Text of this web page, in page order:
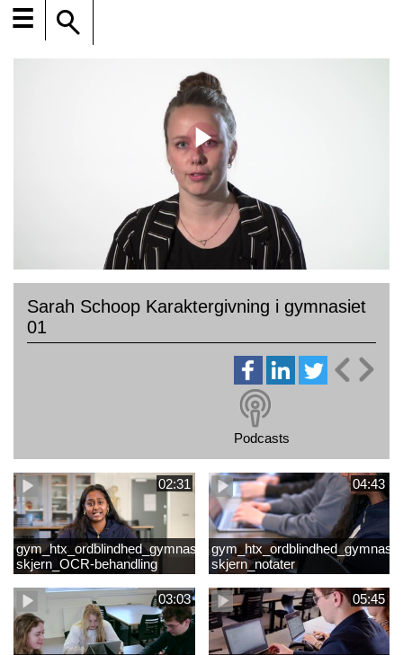
☰
Sarah Schoop Karaktergivning i gymnasiet
01
Podcasts
02:31
gym_htx_ordblindhed_gymnasiet
skjern_OCR-behandling
04:43
skjern_notater
03:03 05:45